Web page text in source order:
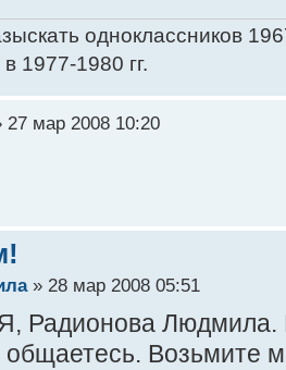
одноклассников
1977-1980 гг.
27 мар 2008 10:20
» 28 мар 2008 05:51
Радионова Людмила.
общаетесь. Возьмите